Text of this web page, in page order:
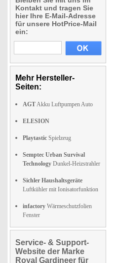
Kontakt und tragen Sie
hier Ihre E-Mail-Adresse
für unsere HotPrice-Mail
ein:
Mehr Hersteller-
Seiten:
AGTAkku Luftpumpen Auto
ELESION
Playtastic Spielzeug
Semptec Urban Survival
Technology Dunkel-Heizstrahler
Sichler Haushaltsgeräte
Luftkühler mit Ionisatorfunktion
infactory Wärmeschutzfolien
Fenster
Service- & Support-
Website der Marke
Royal Gardineer für